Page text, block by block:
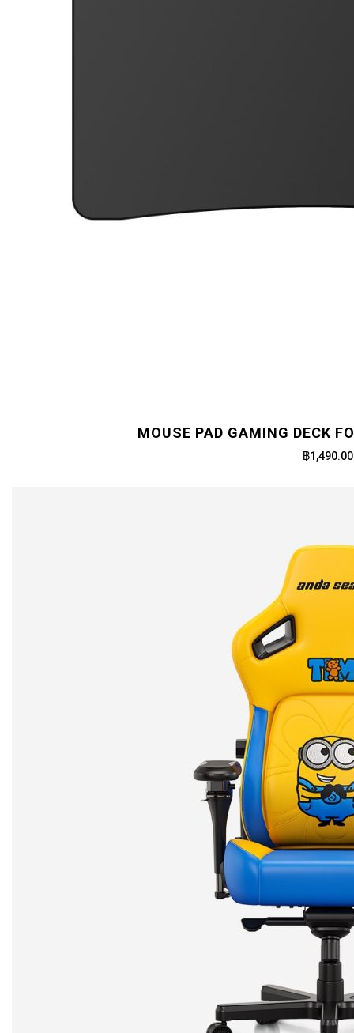
MOUSE PAD GAMING DECK
฿1,490.00